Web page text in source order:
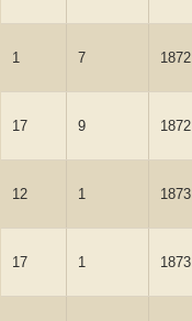
1 7 1872
17 9 1872
12 1 1873
17 1 1873